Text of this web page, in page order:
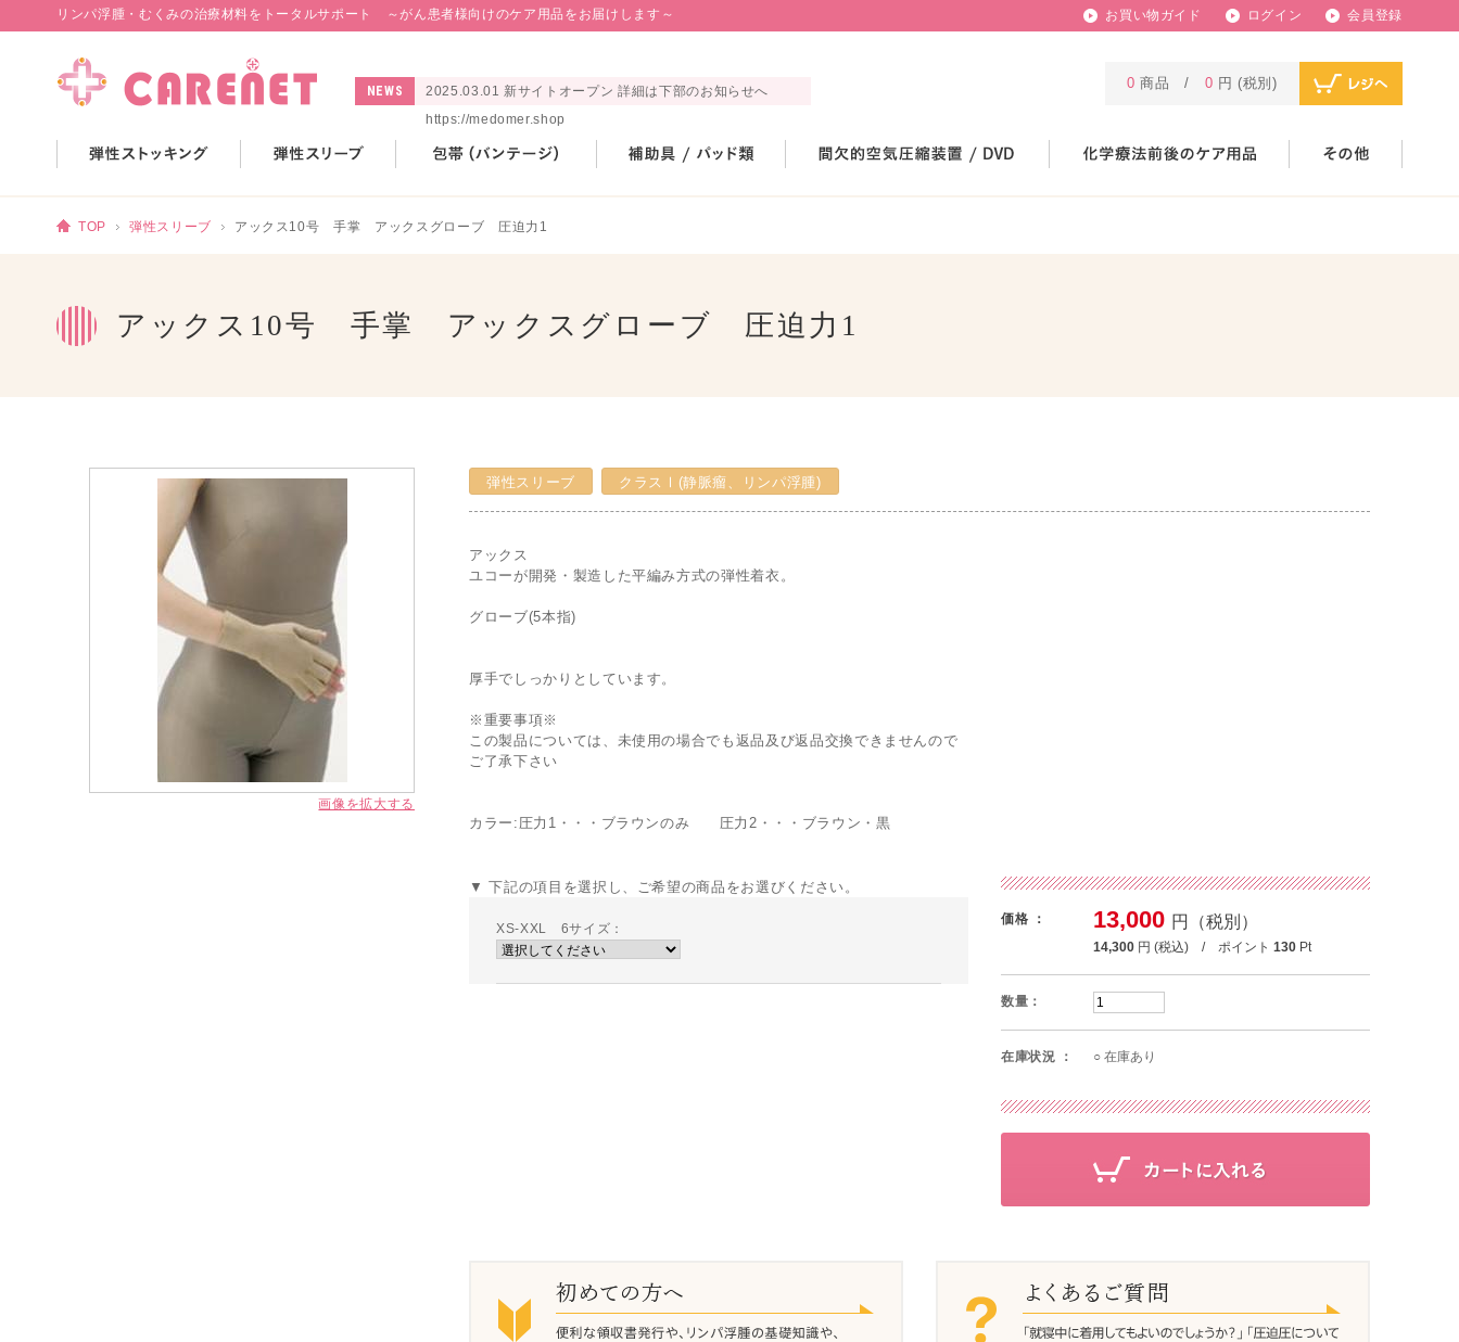
リンパ浮腫・むくみの治療材料をトータルサポート ～がん患者様向けのケア用品をお届けします～ お買い物ガイド ログイン 会員登録
NEWS
2025.03.01 新サイトオープン 詳細は下部のお知らせへ
https://medomer.shop
0 商品 / 0 円 (税別)
TOP 弾性スリーブ アックス10号 手掌 アックスグローブ 圧迫力1
アックス10号 手掌 アックスグローブ 圧迫力1
画像を拡大する
弾性スリーブ クラスⅠ(静脈瘤、リンパ浮腫)
アックス
ユコーが開発・製造した平編み方式の弾性着衣。
グローブ(5本指)
厚手でしっかりとしています。
※重要事項※
この製品については、未使用の場合でも返品及び返品交換できませんので
ご了承下さい
カラー:圧力1・・・ブラウンのみ 圧力2・・・ブラウン・黒
▼ 下記の項目を選択し、ご希望の商品をお選びください。
XS-XXL 6サイズ：
価格 ： 13,000 円（税別）
14,300 円 (税込) / ポイント 130 Pt
数量：
在庫状況 ： ○ 在庫あり